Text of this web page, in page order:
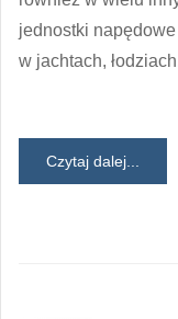
jednostki
w jachtach,
Czytaj dalej...